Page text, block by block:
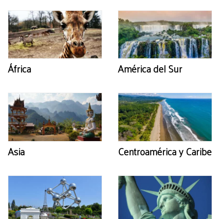
África América del Sur
Asia Centroamérica y Caribe